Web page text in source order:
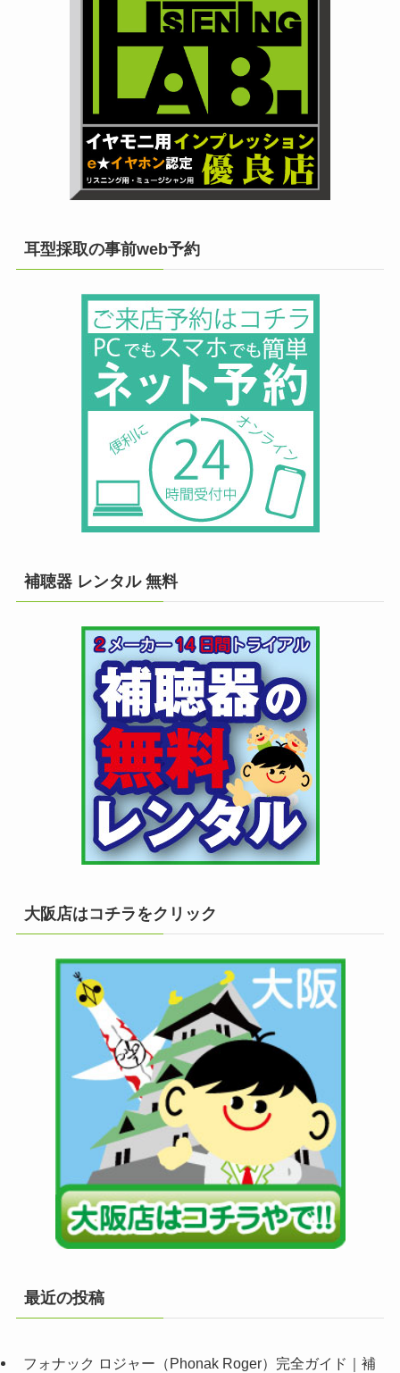
耳型採取の事前web予約
補聴器 レンタル 無料
大阪店はコチラをクリック
最近の投稿
フォナック ロジャー（Phonak Roger）完全ガイド｜補